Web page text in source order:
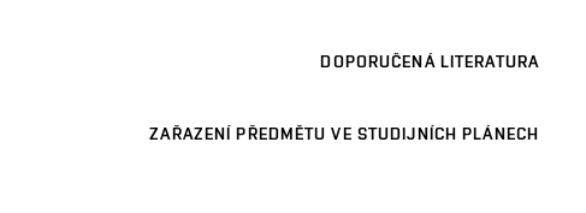
DOPORUČENÁ LITERATURA
ZAŘAZENÍ PŘEDMĚTU VE STUDIJNÍCH PLÁNECH